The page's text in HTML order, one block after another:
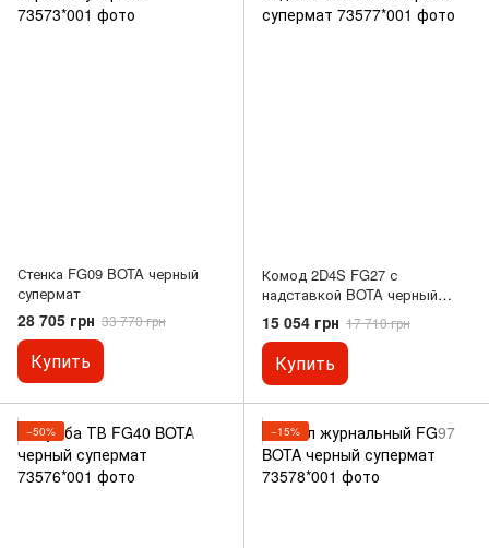
Стенка FG09 BOTA черный
супермат
28 705 грн 33 770 грн
Купить
Комод 2D4S FG27 с
надставкой BOTA черный
супермат
15 054 грн 17 710 грн
Купить
−50% −15%